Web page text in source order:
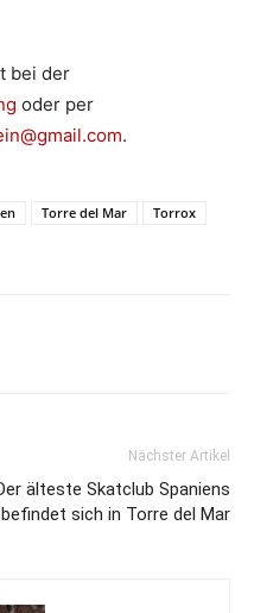
bei der
oder per
.
Torre del Mar
Torrox
Nächster Artikel
älteste Skatclub Spaniens
befindet sich in Torre del Mar